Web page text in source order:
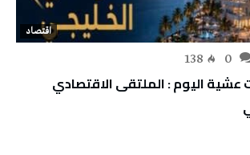
اقتصاد
138
عشية اليوم : الملتقى الاقتصادي